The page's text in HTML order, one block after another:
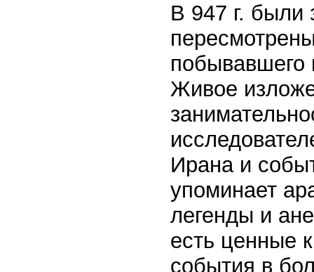
В 947 г. были
побывавшего
Живое
Ирана и
упоминает
легенды и
есть ценные
события в